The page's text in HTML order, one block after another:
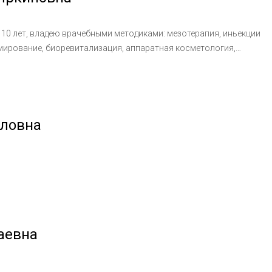
лет, владею врачебными методиками: мезотерапия, иньекции
биоревитализация, аппаратная косметология,
профессиональные выставки, курсы и семинары